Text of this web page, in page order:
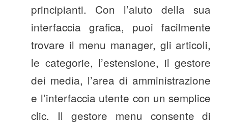
principianti. Con l’aiuto della sua
interfaccia grafica, puoi facilmente
trovare il menu manager, gli articoli,
le categorie, l’estensione, il gestore
dei media, l’area di amministrazione
e l’interfaccia utente con un semplice
clic. Il gestore menu consente di